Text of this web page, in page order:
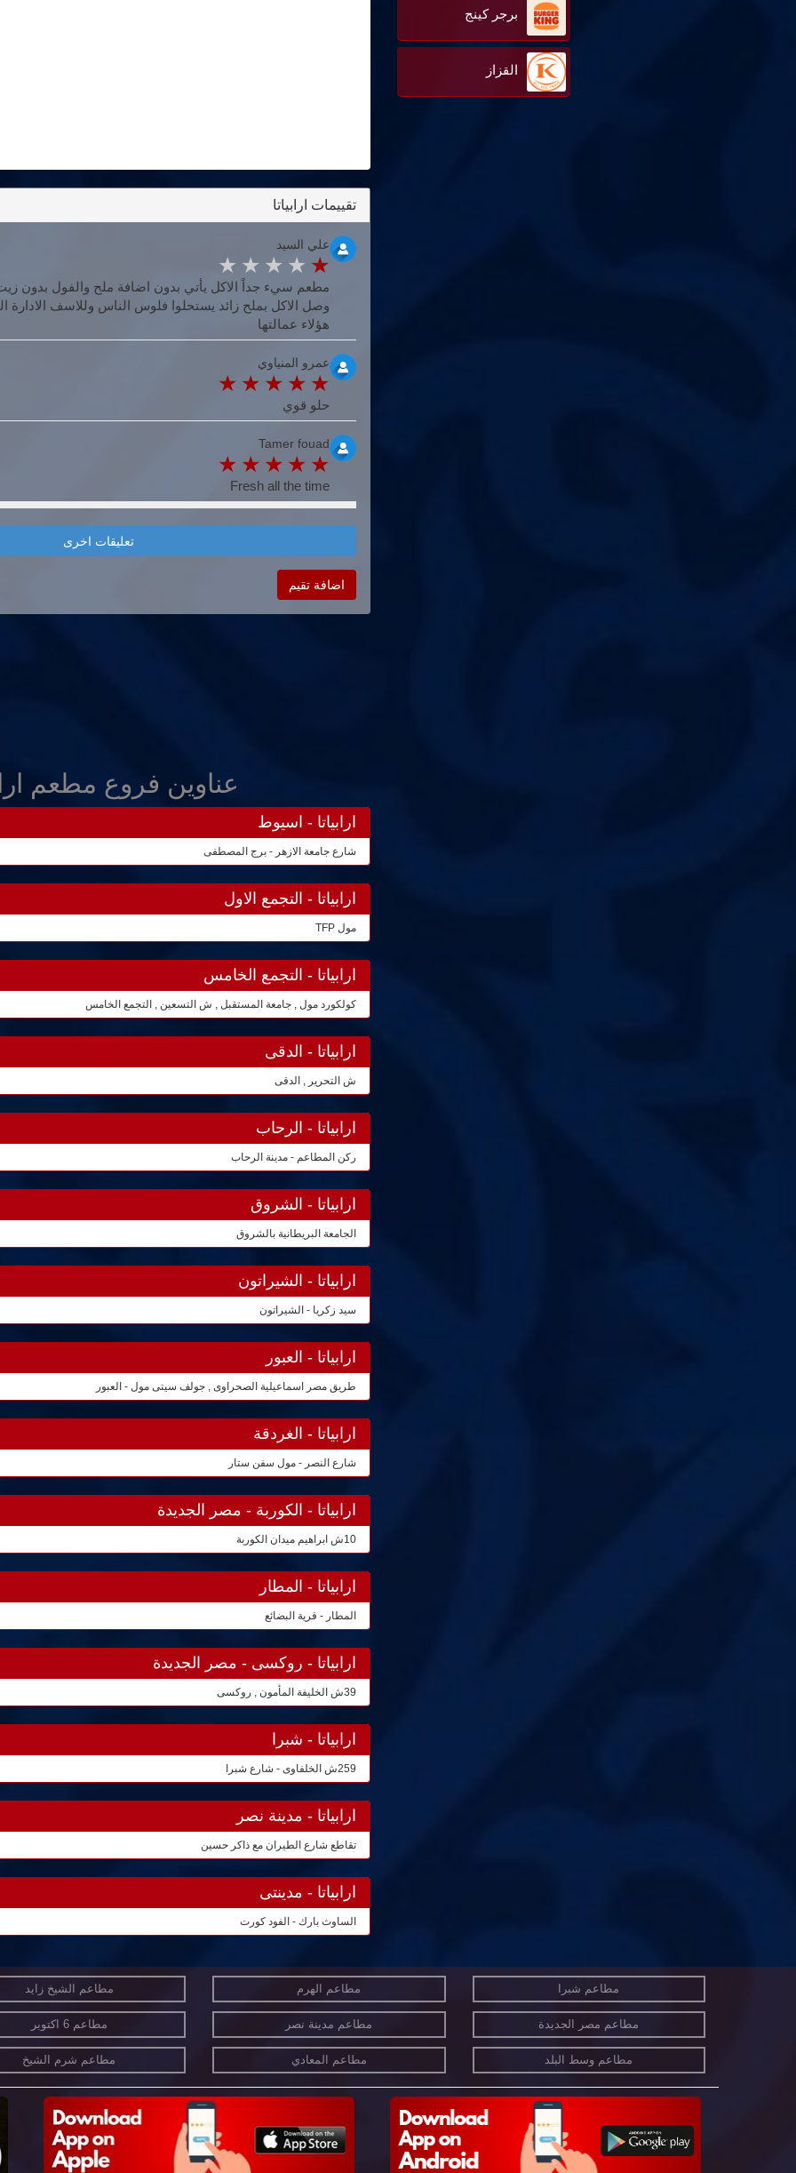
برجر كينج
القزاز
تقييمات ارابياتا
علي السيد
مطعم سيء جداً الاكل يأتي بدون اضافة ملح والفول بدون
وصل الاكل بملح زائد يستحلوا فلوس الناس وللاسف الادارة
هؤلاء عمالتها
عمرو المنياوي
حلو قوي
Tamer fouad
Fresh all the time
تعليقات اخرى
اضافة تقيم
عناوين فروع مطعم
ارابياتا - اسيوط
شارع جامعة الازهر - برج المصطفى
ارابياتا - التجمع الاول
مول TFP
ارابياتا - التجمع الخامس
كولكورد مول , جامعة المستقبل , ش التسعين , التجمع الخامس
ارابياتا - الدقى
ش التحرير , الدقى
ارابياتا - الرحاب
ركن المطاعم - مدينة الرحاب
ارابياتا - الشروق
الجامعة البريطانية بالشروق
ارابياتا - الشيراتون
سيد زكريا - الشيراتون
ارابياتا - العبور
طريق مصر اسماعيلية الصحراوى , جولف سيتى مول - العبور
ارابياتا - الغردقة
شارع النصر - مول سفن ستار
ارابياتا - الكوربة - مصر الجديدة
10ش ابراهيم ميدان الكوربة
ارابياتا - المطار
المطار - قرية البضائع
ارابياتا - روكسى - مصر الجديدة
39ش الخليفة المأمون , روكسى
ارابياتا - شبرا
259ش الخلفاوى - شارع شبرا
ارابياتا - مدينة نصر
تقاطع شارع الطيران مع ذاكر حسين
ارابياتا - مدينتى
الساوث بارك - الفود كورت
مطاعم شبرا مطاعم الهرم مطاعم الشيخ زايد
مطاعم مصر الجديدة مطاعم مدينة نصر مطاعم 6 اكتوبر
مطاعم وسط البلد مطاعم المعادي مطاعم شرم الشيخ